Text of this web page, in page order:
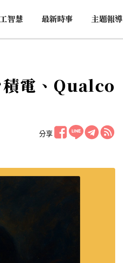
智慧 最新時事 主題報導
電、Qualco
分享